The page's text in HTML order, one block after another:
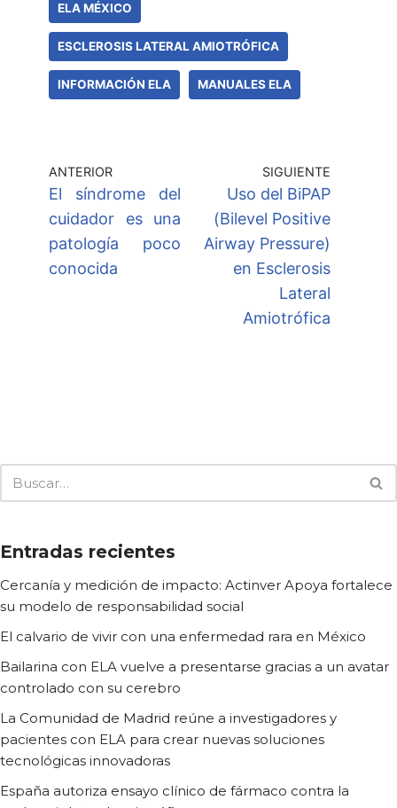
ELA MÉXICO
ESCLEROSIS LATERAL AMIOTRÓFICA
INFORMACIÓN ELA MANUALES ELA
ANTERIOR
El síndrome del
cuidador es una
patología poco
conocida
SIGUIENTE
Uso del BiPAP
(Bilevel Positive
Airway Pressure)
en Esclerosis
Lateral
Amiotrófica
Entradas recientes
Cercanía y medición de impacto: Actinver Apoya fortalece
su modelo de responsabilidad social
El calvario de vivir con una enfermedad rara en México
Bailarina con ELA vuelve a presentarse gracias a un avatar
controlado con su cerebro
La Comunidad de Madrid reúne a investigadores y
pacientes con ELA para crear nuevas soluciones
tecnológicas innovadoras
España autoriza ensayo clínico de fármaco contra la